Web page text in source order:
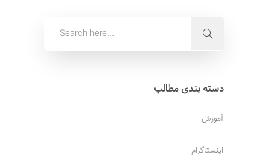
دسته بندی مطالب
آموزش
اینستاگرام